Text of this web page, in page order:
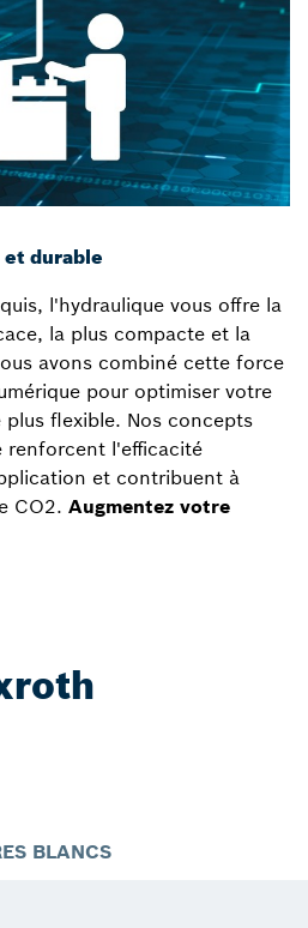
durable
l'hydraulique vous offre la
la plus compacte et la
avons combiné cette force
pour optimiser votre
flexible. Nos concepts
renforcent l'efficacité
et contribuent à
CO2. Augmentez votre
BLANCS